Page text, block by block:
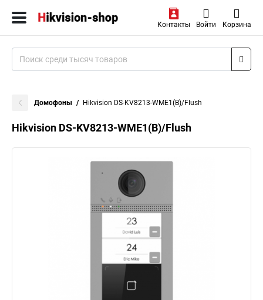
Контакты Войти Корзина
Домофоны Hikvision DS-KV8213-WME1(B)/Flush
Hikvision DS-KV8213-WME1(B)/Flush